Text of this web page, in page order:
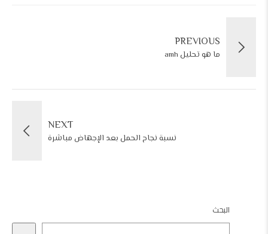
PREVIOUS
ما هو تحليل amh
NEXT
نسبة نجاح الحمل بعد الإجهاض مباشرة
البحث